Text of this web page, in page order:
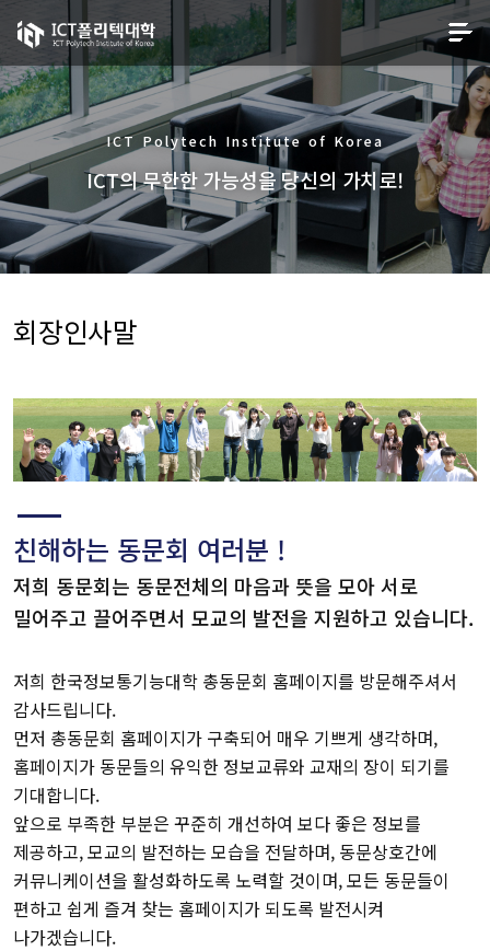
ICT Polytech Institute of Korea
ICT의 무한한 가능성을 당신의 가치로!
회장인사말
친해하는 동문회 여러분 !
저희 동문회는 동문전체의 마음과 뜻을 모아 서로
밀어주고 끌어주면서 모교의 발전을 지원하고 있습니다.
저희 한국정보통기능대학 총동문회 홈페이지를 방문해주셔서
감사드립니다.
먼저 총동문회 홈페이지가 구축되어 매우 기쁘게 생각하며,
홈페이지가 동문들의 유익한 정보교류와 교재의 장이 되기를
기대합니다.
앞으로 부족한 부분은 꾸준히 개선하여 보다 좋은 정보를
제공하고, 모교의 발전하는 모습을 전달하며, 동문상호간에
커뮤니케이션을 활성화하도록 노력할 것이며, 모든 동문들이
편하고 쉽게 즐겨 찾는 홈페이지가 되도록 발전시켜
나가겠습니다.